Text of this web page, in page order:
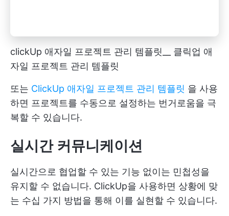
clickUp 애자일 프로젝트 관리 템플릿__ 클릭업 애
자일 프로젝트 관리 템플릿
또는 ClickUp 애자일 프로젝트 관리 템플릿 을 사용
하면 프로젝트를 수동으로 설정하는 번거로움을 극
복할 수 있습니다.
실시간 커뮤니케이션
실시간으로 협업할 수 있는 기능 없이는 민첩성을
유지할 수 없습니다. ClickUp을 사용하면 상황에 맞
는 수십 가지 방법을 통해 이를 실현할 수 있습니다.